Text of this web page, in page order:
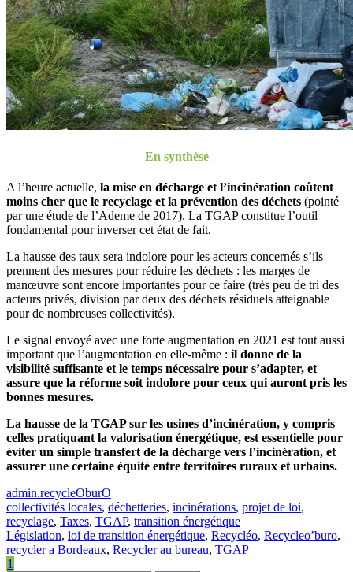
En synthèse
A l’heure actuelle, la mise en décharge et l’incinération coûtent
moins cher que le recyclage et la prévention des déchets (pointé
par une étude de l’Ademe de 2017). La TGAP constitue l’outil
fondamental pour inverser cet état de fait.
La hausse des taux sera indolore pour les acteurs concernés s’ils
prennent des mesures pour réduire les déchets : les marges de
manœuvre sont encore importantes pour ce faire (très peu de tri des
acteurs privés, division par deux des déchets résiduels atteignable
pour de nombreuses collectivités).
Le signal envoyé avec une forte augmentation en 2021 est tout aussi
important que l’augmentation en elle-même : il donne de la
visibilité suffisante et le temps nécessaire pour s’adapter, et
assure que la réforme soit indolore pour ceux qui auront pris les
bonnes mesures.
La hausse de la TGAP sur les usines d’incinération, y compris
celles pratiquant la valorisation énergétique, est essentielle pour
éviter un simple transfert de la décharge vers l’incinération, et
assurer une certaine équité entre territoires ruraux et urbains.
admin.recycleOburO
collectivités locales, déchetteries, incinérations, projet de loi,
recyclage, Taxes, TGAP, transition énergétique
Législation, loi de transition énergétique, Recycléo, Recycleo’buro,
recycler a Bordeaux, Recycler au bureau, TGAP
1